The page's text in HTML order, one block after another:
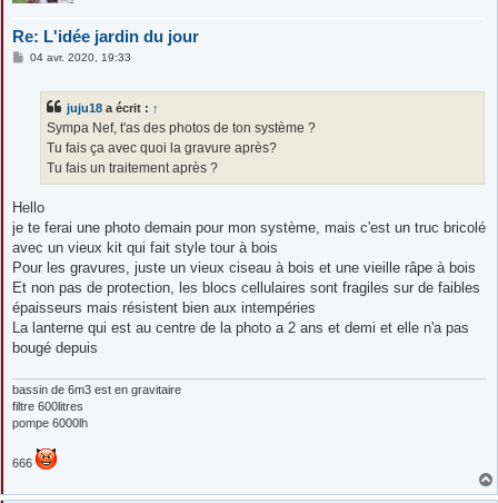
Re: L'idée jardin du jour
M04 avr. 2020, 19:33
juju18 a écrit : ↑
Sympa Nef, t'as des photos de ton système ?
Tu fais ça avec quoi la gravure après?
Tu fais un traitement après ?
Hello
je te ferai une photo demain pour mon système, mais c'est un truc bricolé
avec un vieux kit qui fait style tour à bois
Pour les gravures, juste un vieux ciseau à bois et une vieille râpe à bois
Et non pas de protection, les blocs cellulaires sont fragiles sur de faibles
épaisseurs mais résistent bien aux intempéries
La lanterne qui est au centre de la photo a 2 ans et demi et elle n'a pas
bougé depuis
bassin de 6m3 est en gravitaire
filtre 600litres
pompe 6000lh
666